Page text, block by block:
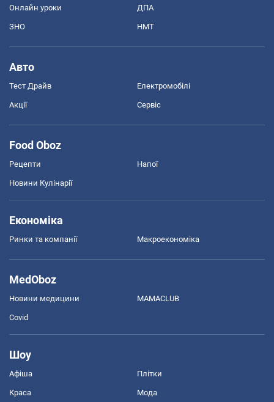
Онлайн уроки ДПА
ЗНО НМТ
Авто
Тест Драйв Електромобілі
Акції Сервіс
Food Oboz
Рецепти Напої
Новини Кулінарії
Економіка
Ринки та компанії Макроекономіка
MedOboz
Новини медицини MAMACLUB
Covid
Шоу
Афіша Плітки
Краса Мода